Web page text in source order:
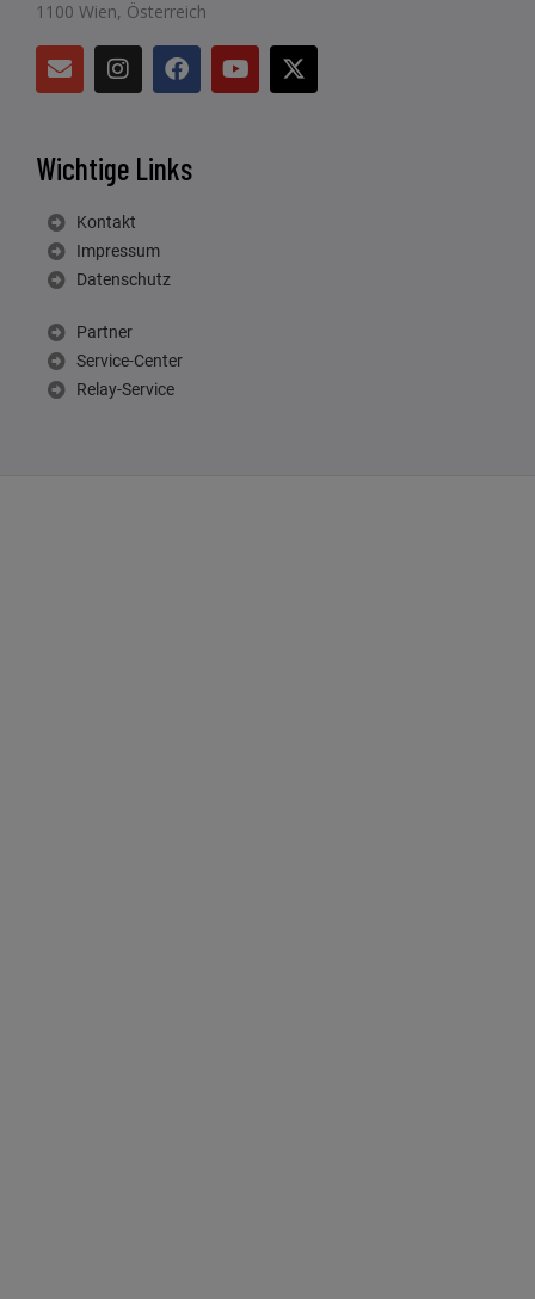
1100 Wien, Österreich
Wichtige Links
Kontakt
Impressum
Datenschutz
Partner
Service-Center
Relay-Service